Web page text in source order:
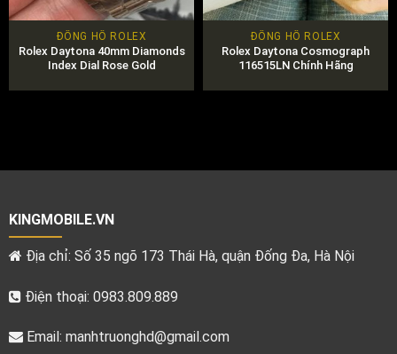
ĐỒNG HỒ ROLEX
Rolex Daytona 40mm Diamonds
Index Dial Rose Gold
ĐỒNG HỒ ROLEX
Rolex Daytona Cosmograph
116515LN Chính Hãng
KINGMOBILE.VN
Địa chỉ: Số 35 ngõ 173 Thái Hà, quận Đống Đa, Hà Nội
Điện thoại: 0983.809.889
Email: manhtruonghd@gmail.com